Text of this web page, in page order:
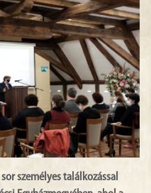
személyes találkozással